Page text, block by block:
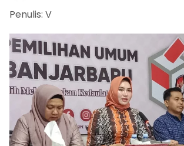
Penulis: V